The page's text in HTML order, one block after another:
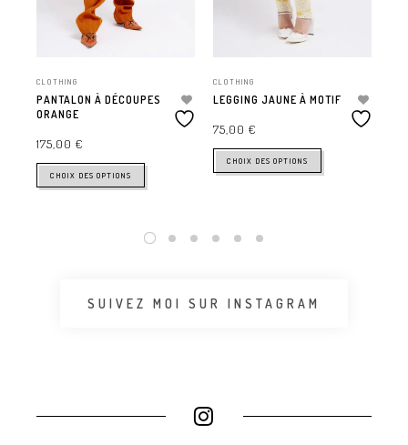
CLOTHING
PANTALON À DÉCOUPES
ORANGE
175,00 €
CHOIX DES OPTIONS
CLOTHING
LEGGING JAUNE À MOTIF
75,00 €
CHOIX DES OPTIONS
SUIVEZ MOI SUR INSTAGRAM